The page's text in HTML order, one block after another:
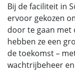
Bij de faciliteit in
ervoor gekozen
door te gaan met
hebben ze een
de toekomst –
wachtrijbeheer